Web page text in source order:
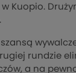
Kuopio.
rundzie
a na